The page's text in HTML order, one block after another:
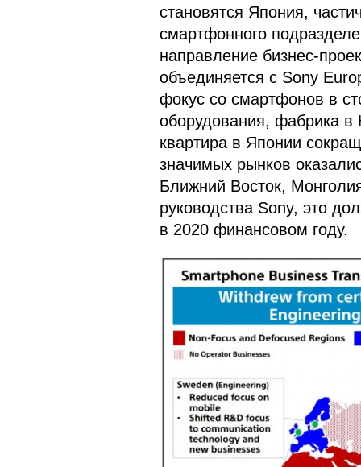
становятся Япония,
смартфонного
направление бизнес-
объединяется с Sony
фокус со смартфонов в
оборудования, фабрика в
квартира в Японии
значимых рынков
Ближний Восток,
руководства Sony, это
в 2020 финансовом году.